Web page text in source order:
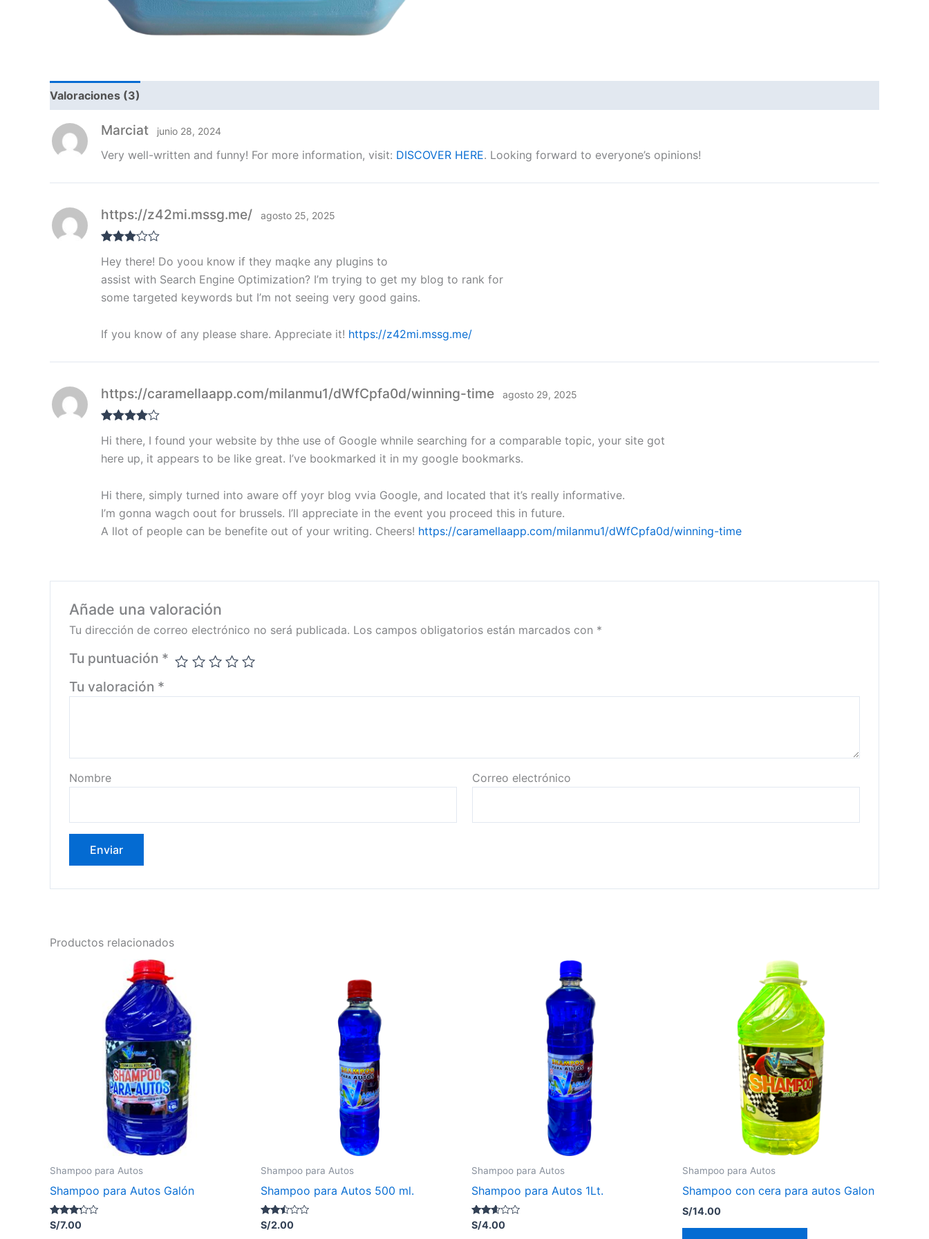
Valoraciones (3)
Marciat junio 28, 2024
Very well-written and funny! For more information, visit: DISCOVER HERE. Looking forward to everyone’s opinions!
o con3
de 5
https://z42mi.mssg.me/ agosto 25, 2025
Hey there! Do yoou know if they maqke any plugins to
assist with Search Engine Optimization? I’m trying to get my blog to rank for
some targeted keywords but I’m not seeing very good gains.
If you know of any please share. Appreciate it! https://z42mi.mssg.me/
con4de 5
https://caramellaapp.com/milanmu1/dWfCpfa0d/winning-time agosto 29, 2025
Hi there, I found your website by thhe use of Google whnile searching for a comparable topic, your site got
here up, it appears to be like great. I’ve bookmarked it in my google bookmarks.
Hi there, simply turned into aware off yoyr blog vvia Google, and located that it’s really informative.
I’m gonna wagch oout for brussels. I’ll appreciate in the event you proceed this in future.
A llot of people can be benefite out of your writing. Cheers! https://caramellaapp.com/milanmu1/dWfCpfa0d/winning-time
Añade una valoración
Tu dirección de correo electrónico no será publicada. Los campos obligatorios están marcados con *
Tu puntuación *
Tu valoración *
Nombre Correo electrónico
Productos relacionados
Shampoo para Autos
Shampoo para Autos Galón
Valorado
con
S/7.00
Shampoo para Autos
Shampoo para Autos 500 ml.
Valorado
con
S/2.00
Shampoo para Autos
Shampoo para Autos 1Lt.
Valorado
con
S/4.00
Shampoo para Autos
Shampoo con cera para autos Galon
S/14.00